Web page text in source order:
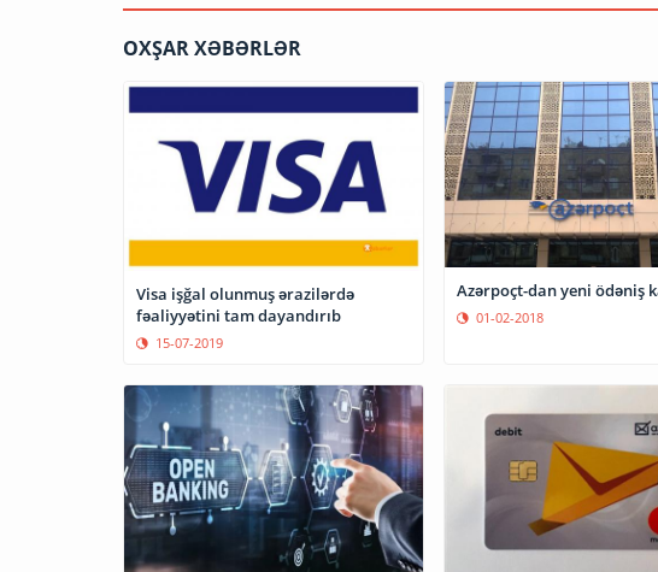
OXŞAR XƏBƏRLƏR
Visa işğal olunmuş ərazilərdə
fəaliyyətini tam dayandırıb
15-07-2019
Azərpoçt-dan yeni ödəniş
01-02-2018